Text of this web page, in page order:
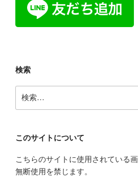
検索
索:
このサイトについて
こちらのサイトに使用されている
無断使用を禁じます。